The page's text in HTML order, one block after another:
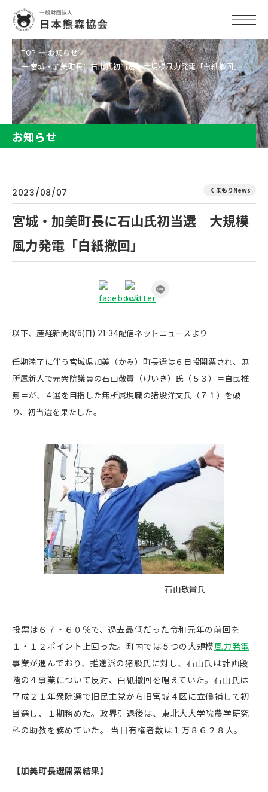
TOP
お知らせ
宮城・加美町長に石山氏初当選 大規模風力発電「白紙撤回」
お知らせ
2023/08/07 くまもりNews
宮城・加美町長に石山氏初当選 大規模
風力発電「白紙撤回」
以下、産経新聞8/6(日) 21:34配信ネットニュースより
任期満了に伴う宮城県加美（かみ）町長選は６日投開票され、無
所属新人で元衆院議員の石山敬貴（けいき）氏（５３）＝自民推
薦＝が、４選を目指した無所属現職の猪股洋文氏（７１）を破
り、初当選を果たした。
石山敬貴氏
投票は６７・６０％で、過去最低だった令和元年の前回を
１・１２ポイント上回った。町内では５つの大規模風力発電
事業が進んでおり、推進派の猪股氏に対し、石山氏は計画段
階の４事業について反対、白紙撤回を唱えていた。石山氏は
平成２１年衆院選で旧民主党から旧宮城４区に立候補して初
当選し、１期務めた。政界引退後は、東北大大学院農学研究
科の助教を務めていた。 当日有権者数は１万８６２８人。
【加美町長選開票結果】